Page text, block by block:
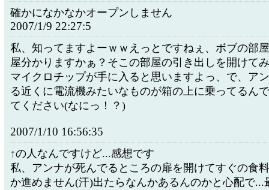
確かになかなかオープンしません
2007/1/9 22:27:5
私、知ってますよーｗｗえっとですねぇ、ボブの部
屋分かりますかぁ？そこの部屋の引き出しを開けて
マイクロチップが手に入ると思いますよっ、で、ア
る近くに電流機みたいなものが箱の上に乗ってるん
てください(なにっ！？)
2007/1/10 16:56:35
↑の人なんですけど...感想です
私、アンナが死んでるところの扉を開けてすぐの食
か進めません(汗)出たらなんかあるんのかと心配で...